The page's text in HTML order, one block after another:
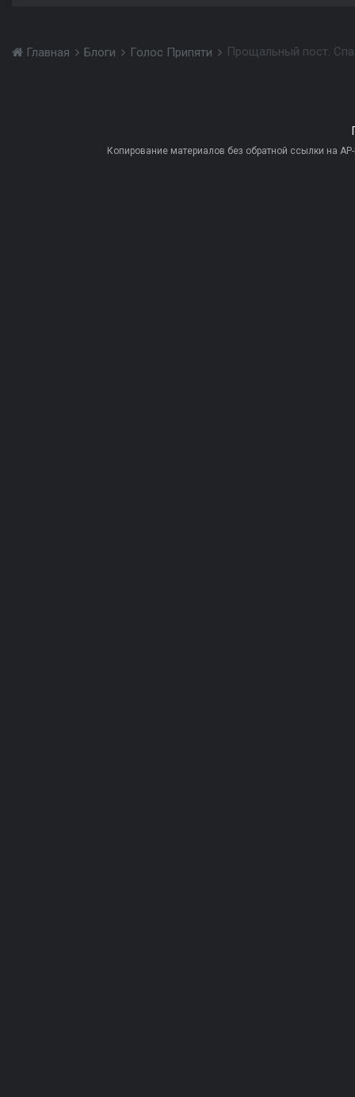
Главная Блоги Голос Припяти Прощальный пост.
Копирование материалов без обратной ссылки на